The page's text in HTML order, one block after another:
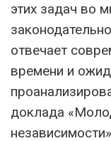
этих задач во
отвечает
времени и
доклада